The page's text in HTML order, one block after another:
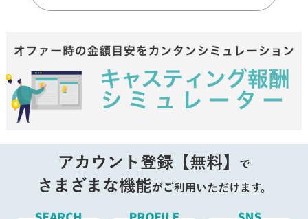
アカウント登録【無料】 で
さまざまな機能がご利用いただけます。